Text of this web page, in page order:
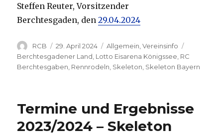
Steffen Reuter, Vorsitzender
Berchtesgaden, den29.04.2024
Autor
RCB
Veröffentlicht
am
29. April 2024 Kategorien
Allgemein ,Vereinsinfo
Berchtesgadener Land Lotto Eisarena Königssee RC
Berchtesgaben Rennrodeln Skeleton Skeleton Bayern
Termine und Ergebnisse
2023/2024 – Skeleton